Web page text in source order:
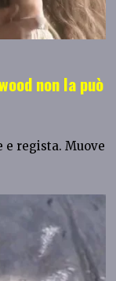
non la può
e regista. Muove